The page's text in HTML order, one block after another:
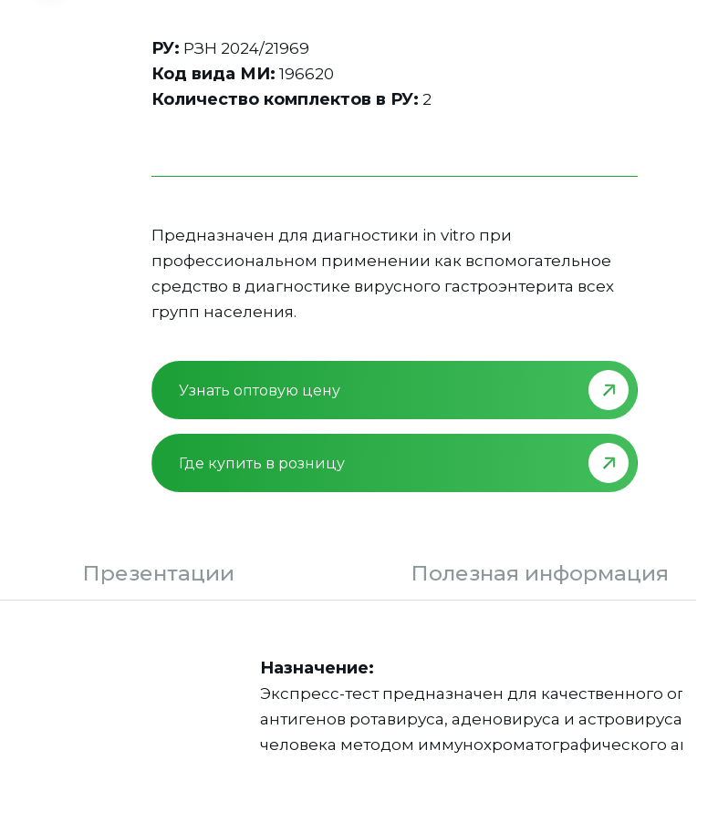
РУ: РЗН 2024/21969
Код вида МИ: 196620
Количество комплектов в РУ: 2
Предназначен для диагностики in vitro при
профессиональном применении как вспомогательное
средство в диагностике вирусного гастроэнтерита всех
групп населения.
Узнать оптовую цену
Где купить в розницу
Презентации Полезная информация
Назначение:
Экспресс-тест предназначен для качественного
антигенов ротавируса, аденовируса и астровируса в
человека методом иммунохроматографического